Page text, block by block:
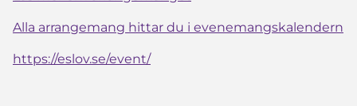
Alla arrangemang hittar du i evenemangskalendern
https://eslov.se/event/